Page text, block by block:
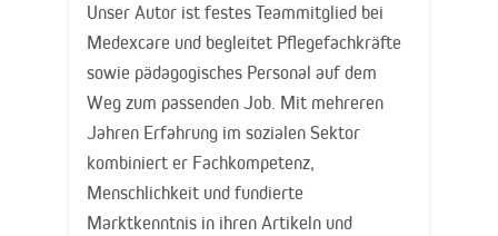
Unser Autor ist festes Teammitglied bei
Medexcare und begleitet Pflegefachkräfte
sowie pädagogisches Personal auf dem
Weg zum passenden Job. Mit mehreren
Jahren Erfahrung im sozialen Sektor
kombiniert er Fachkompetenz,
Menschlichkeit und fundierte
Marktkenntnis in ihren Artikeln und